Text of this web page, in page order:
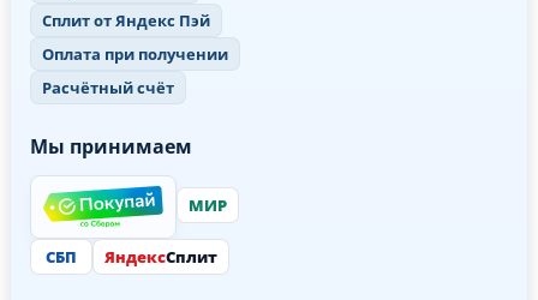
Сплит от Яндекс Пэй
Оплата при получении
Расчётный счёт
Мы принимаем
МИР
СБП ЯндексСплит